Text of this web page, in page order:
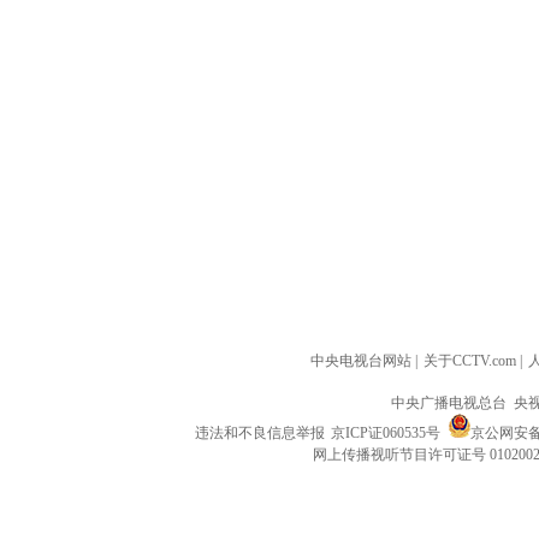
中央电视台网站 关于CCTV.com
中央广播电视总台 央
违法和不良信息举报 京ICP证060535号
京公网安
网上传播视听节目许可证号